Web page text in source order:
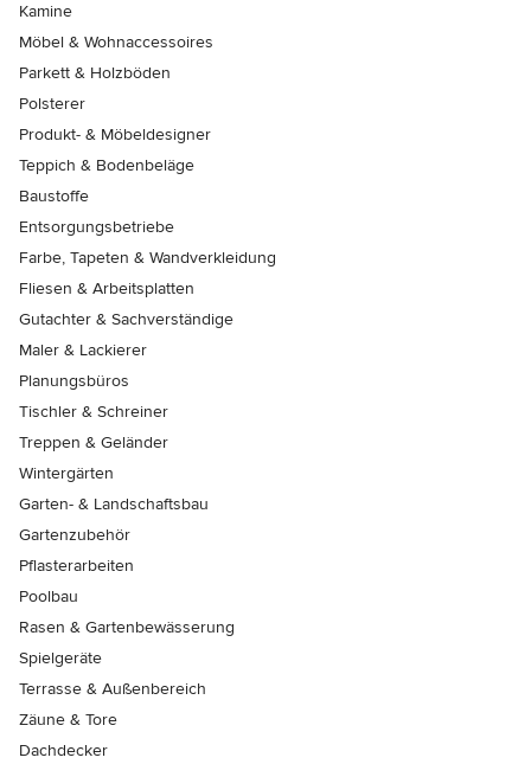
Kamine
Möbel & Wohnaccessoires
Parkett & Holzböden
Polsterer
Produkt- & Möbeldesigner
Teppich & Bodenbeläge
Baustoffe
Entsorgungsbetriebe
Farbe, Tapeten & Wandverkleidung
Fliesen & Arbeitsplatten
Gutachter & Sachverständige
Maler & Lackierer
Planungsbüros
Tischler & Schreiner
Treppen & Geländer
Wintergärten
Garten- & Landschaftsbau
Gartenzubehör
Pflasterarbeiten
Poolbau
Rasen & Gartenbewässerung
Spielgeräte
Terrasse & Außenbereich
Zäune & Tore
Dachdecker